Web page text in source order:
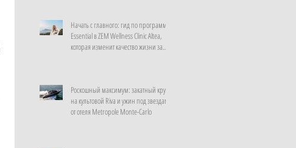
Начать с главного: гид по программе
Essential в ZEM Wellness Clinic Altea,
которая изменит качество жизни за
Роскошный максимум: закатный круиз
на культовой Riva и ужин под звездами
от отеля Metropole Monte-Carlo